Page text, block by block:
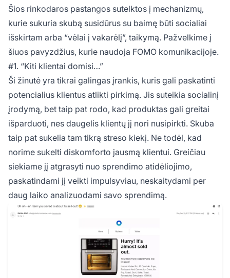
Šios rinkodaros pastangos sutelktos į mechanizmų,
kurie sukuria skubą susidūrus su baimę būti socialiai
išskirtam arba “vėlai į vakarėlį”, taikymą. Pažvelkime į
šiuos pavyzdžius, kurie naudoja FOMO komunikacijoje.
#1. “Kiti klientai domisi…”
Ši žinutė yra tikrai galingas įrankis, kuris gali paskatinti
potencialius klientus atlikti pirkimą. Jis suteikia socialinį
įrodymą, bet taip pat rodo, kad produktas gali greitai
išparduoti, nes daugelis klientų jį nori nusipirkti. Skuba
taip pat sukelia tam tikrą streso kiekį. Ne todėl, kad
norime sukelti diskomforto jausmą klientui. Greičiau
siekiame jį atgrasyti nuo sprendimo atidėliojimo,
paskatindami jį veikti impulsyviau, neskaitydami per
daug laiko analizuodami savo sprendimą.